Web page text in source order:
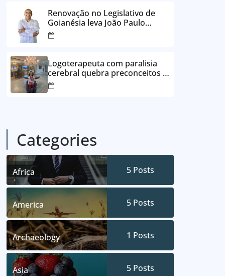
Renovação no Legislativo de
Goianésia leva João Paulo
Batista à Câmara Municipal
Logoterapeuta com paralisia
cerebral quebra preconceitos e
ajuda pacientes a reencontrar
propósito em Goianésia
Categories
Africa 5 Posts
America 5 Posts
Archaeology 1 Posts
Asia 5 Posts